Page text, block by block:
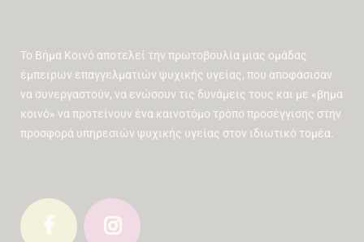
Το Βήμα Κοινό αποτελεί την πρωτοβουλία μιας ομάδας
έμπειρων επαγγελματιών ψυχικής υγείας, που αποφάσισαν
να συνεργαστούν, να ενώσουν τις δυνάμεις τους και με «βημα
κοινό» να προτείνουν ένα καινοτόμο τρόπο προσέγγισης στην
προσφορά υπηρεσιών ψυχικής υγείας στον ιδιωτικό τομέα.